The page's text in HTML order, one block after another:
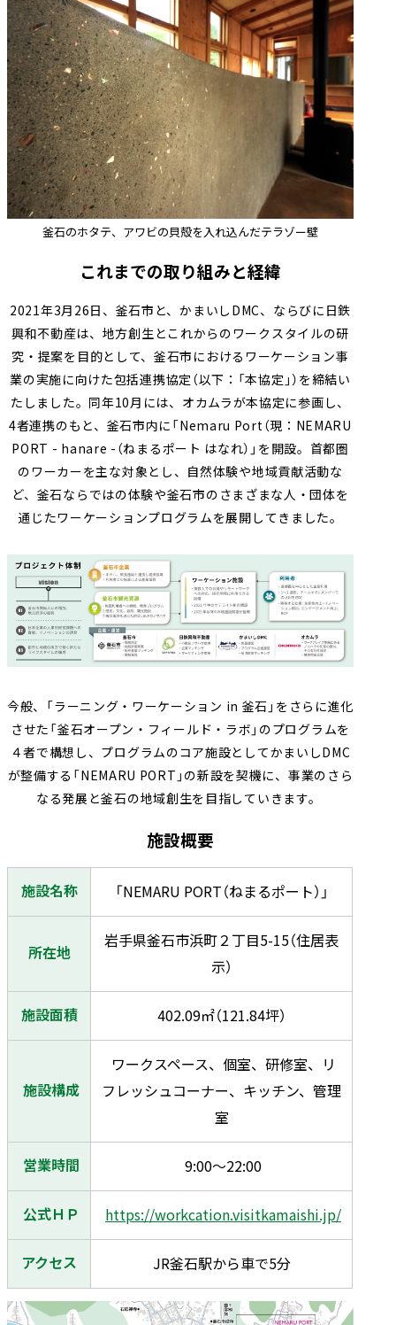
釜石のホタテ、アワビの貝殻を入れ込んだテラゾー壁
これまでの取り組みと経緯
2021年3月26日、釜石市と、かまいしDMC、ならびに日鉄
興和不動産は、地方創生とこれからのワークスタイルの研
究・提案を目的として、釜石市におけるワーケーション事
業の実施に向けた包括連携協定（以下：「本協定」）を締結い
たしました。同年10月には、オカムラが本協定に参画し、
4者連携のもと、釜石市内に「Nemaru Port（現：NEMARU
PORT - hanare -（ねまるポート はなれ）」を開設。首都圏
のワーカーを主な対象とし、自然体験や地域貢献活動な
ど、釜石ならではの体験や釜石市のさまざまな人・団体を
通じたワーケーションプログラムを展開してきました。
今般、「ラーニング・ワーケーション in 釜石」をさらに進化
させた「釜石オープン・フィールド・ラボ」のプログラムを
４者で構想し、プログラムのコア施設としてかまいしDMC
が整備する「NEMARU PORT」の新設を契機に、事業のさら
なる発展と釜石の地域創生を目指していきます。
施設概要
施設名称 「NEMARU PORT（ねまるポート）」
所在地
岩手県釜石市浜町２丁目5-15（住居表
示）
施設面積 402.09㎡（121.84坪）
施設構成
ワークスペース、個室、研修室、リ
フレッシュコーナー、キッチン、管理
室
営業時間 9:00〜22:00
公式ＨＰ https://workcation.visitkamaishi.jp/
アクセス JR釜石駅から車で5分